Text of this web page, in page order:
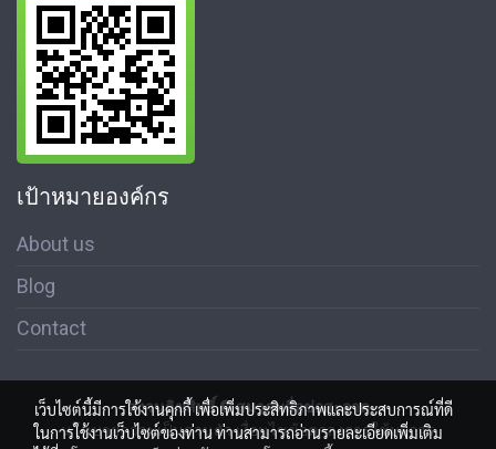
เป้าหมายองค์กร
About us
Blog
Contact
สงวนลิขสิทธิ์ © สมาคมสื่อช่อสะอาด
นโนบายความเป็นส่วนตัว เงื่อนไขข้อตกลงการใช้บริการ
เว็บไซต์นี้มีการใช้งานคุกกี้ เพื่อเพิ่มประสิทธิภาพและประสบการณ์ที่ดี
ในการใช้งานเว็บไซต์ของท่าน ท่านสามารถอ่านรายละเอียดเพิ่มเติม